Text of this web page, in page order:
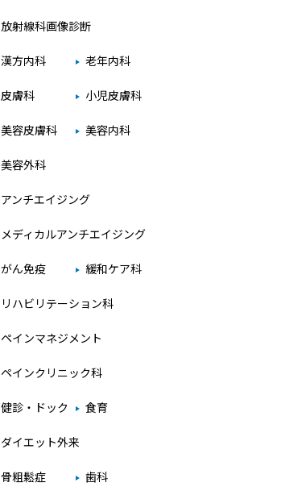
放射線科画像診断
漢方内科 老年内科
皮膚科 小児皮膚科
美容皮膚科 美容内科
美容外科
アンチエイジング
メディカルアンチエイジング
がん免疫 緩和ケア科
リハビリテーション科
ペインマネジメント
ペインクリニック科
健診・ドック 食育
ダイエット外来
骨粗鬆症 歯科